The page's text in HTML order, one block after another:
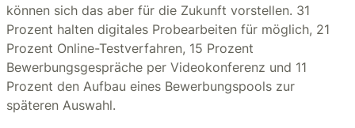
können sich das aber für die Zukunft vorstellen. 31
Prozent halten digitales Probearbeiten für möglich, 21
Prozent Online-Testverfahren, 15 Prozent
Bewerbungsgespräche per Videokonferenz und 11
Prozent den Aufbau eines Bewerbungspools zur
späteren Auswahl.